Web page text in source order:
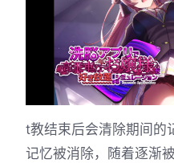
t教结束后会清除期间的
记忆被消除，随着逐渐